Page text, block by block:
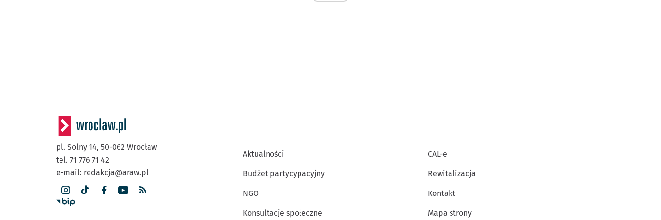
pl. Solny 14, 50-062 Wrocław
tel. 71 776 71 42
e-mail: redakcja@araw.pl
Aktualności
Budżet partycypacyjny
NGO
Konsultacje społeczne
CAL-e
Rewitalizacja
Kontakt
Mapa strony